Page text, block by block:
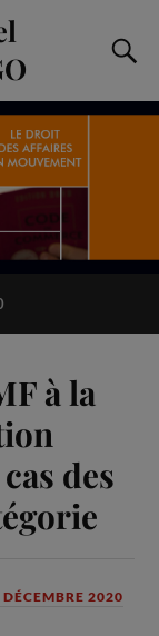
à la
des
DÉCEMBRE 2020